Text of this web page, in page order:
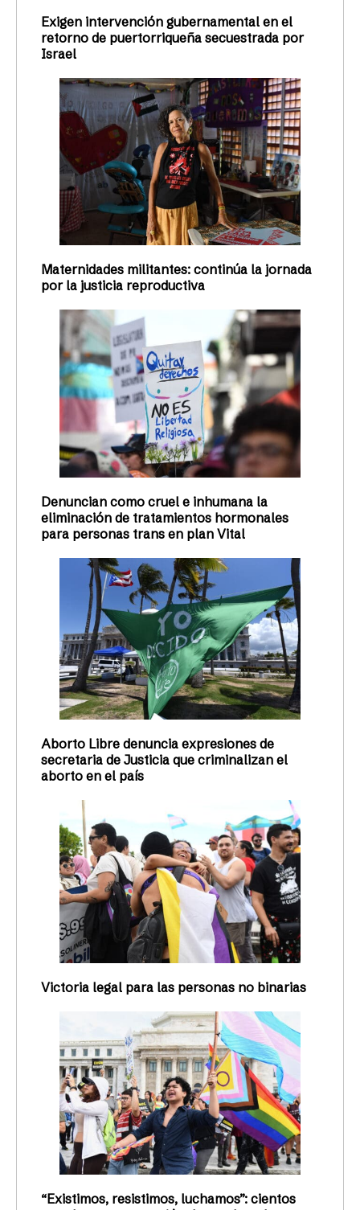
Exigen intervención gubernamental en el
retorno de puertorriqueña secuestrada por
Israel
Maternidades militantes: continúa la jornada
por la justicia reproductiva
Denuncian como cruel e inhumana la
eliminación de tratamientos hormonales
para personas trans en plan Vital
Aborto Libre denuncia expresiones de
secretaria de Justicia que criminalizan el
aborto en el país
Victoria legal para las personas no binarias
“Existimos, resistimos, luchamos”: cientos